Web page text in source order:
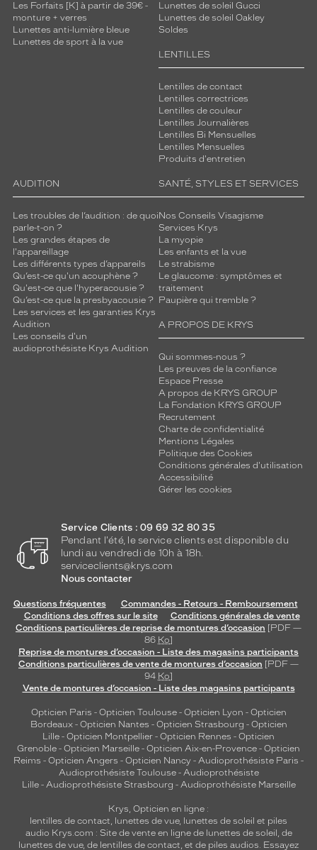
Les Forfaits [K] à partir de 39€ -
monture + verres
Lunettes anti-lumière bleue
Lunettes de sport à la vue
Lunettes de soleil Gucci
Lunettes de soleil Oakley
Soldes
LENTILLES
Lentilles de contact
Lentilles correctrices
Lentilles de couleur
Lentilles Journalières
Lentilles Bi Mensuelles
Lentilles Mensuelles
Produits d'entretien
AUDITION
Les troubles de l’audition : de quoi
parle-t-on ?
Les grandes étapes de
l'appareillage
Les différents types d’appareils
Qu’est-ce qu'un acouphène ?
Qu'est-ce que l'hyperacousie ?
Qu’est-ce que la presbyacousie ?
Les services et les garanties Krys
Audition
Les conseils d'un
audioprothésiste Krys Audition
SANTÉ, STYLES ET SERVICES
Nos Conseils Visagisme
Services Krys
La myopie
Les enfants et la vue
Le strabisme
Le glaucome : symptômes et
traitement
Paupière qui tremble ?
A PROPOS DE KRYS
Qui sommes-nous ?
Les preuves de la confiance
Espace Presse
A propos de KRYS GROUP
La Fondation KRYS GROUP
Recrutement
Charte de confidentialité
Mentions Légales
Politique des Cookies
Conditions générales d'utilisation
Accessibilité
Gérer les cookies
Service Clients : 09 69 32 80 35
Pendant l'été, le service clients est disponible du
lundi au vendredi de 10h à 18h.
serviceclients@krys.com
Nous contacter
Questions fréquentes
Commandes - Retours - Remboursement
Conditions des offres sur le site
Conditions générales de vente
Conditions particulières de reprise de montures d’occasion [PDF —
86 Ko]
Reprise de montures d’occasion - Liste des magasins participants
Conditions particulières de vente de montures d’occasion [PDF —
94 Ko]
Vente de montures d’occasion - Liste des magasins participants
Opticien Paris - Opticien Toulouse- Opticien Lyon - Opticien
Bordeaux- Opticien Nantes - Opticien Strasbourg - Opticien
Lille - Opticien Montpellier - Opticien Rennes - Opticien
Grenoble - Opticien Marseille - Opticien Aix-en-Provence - Opticien
Reims - Opticien Angers - Opticien Nancy - Audioprothésiste Paris -
Audioprothésiste Toulouse- Audioprothésiste
Lille- Audioprothésiste Strasbourg - Audioprothésiste Marseille
Krys, Opticien en ligne :
lentilles de contact, lunettes de vue, lunettes de soleil et piles
audio Krys.com : Site de vente en ligne de lunettes de soleil, de
lunettes de vue, de lentilles de contact, et de piles audios. Essayez